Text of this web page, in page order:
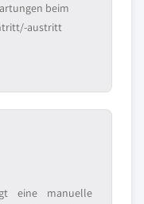
beim
austritt
eine manuelle